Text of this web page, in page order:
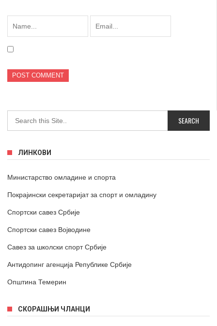
ЛИНКОВИ
Министарство омладине и спорта
Покрајински секретаријат за спорт и омладину
Спортски савез Србије
Спортски савез Војводине
Савез за школски спорт Србије
Антидопинг агенција Републике Србије
Општина Темерин
СКОРАШЊИ ЧЛАНЦИ